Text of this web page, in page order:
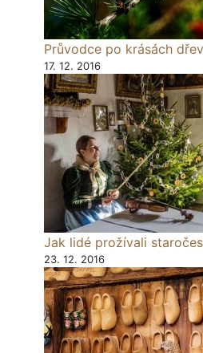
Průvodce po krásách
17. 12. 2016
Jak lidé prožívali
23. 12. 2016